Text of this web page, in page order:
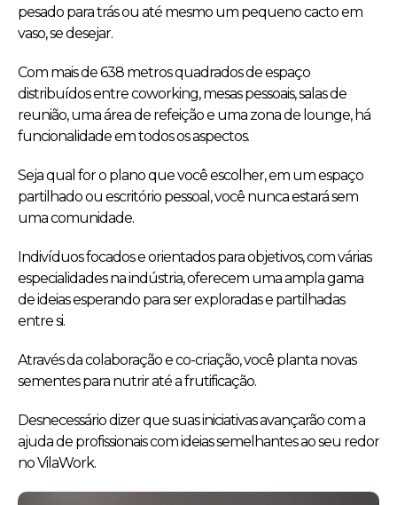
pesado para trás ou até mesmo um pequeno cacto em
vaso, se desejar.
Com mais de 638 metros quadrados de espaço
distribuídos entre coworking, mesas pessoais, salas de
reunião, uma área de refeição e uma zona de lounge, há
funcionalidade em todos os aspectos.
Seja qual for o plano que você escolher, em um espaço
partilhado ou escritório pessoal, você nunca estará sem
uma comunidade.
Indivíduos focados e orientados para objetivos, com várias
especialidades na indústria, oferecem uma ampla gama
de ideias esperando para ser exploradas e partilhadas
entre si.
Através da colaboração e co-criação, você planta novas
sementes para nutrir até a frutificação.
Desnecessário dizer que suas iniciativas avançarão com a
ajuda de profissionais com ideias semelhantes ao seu redor
no VilaWork.